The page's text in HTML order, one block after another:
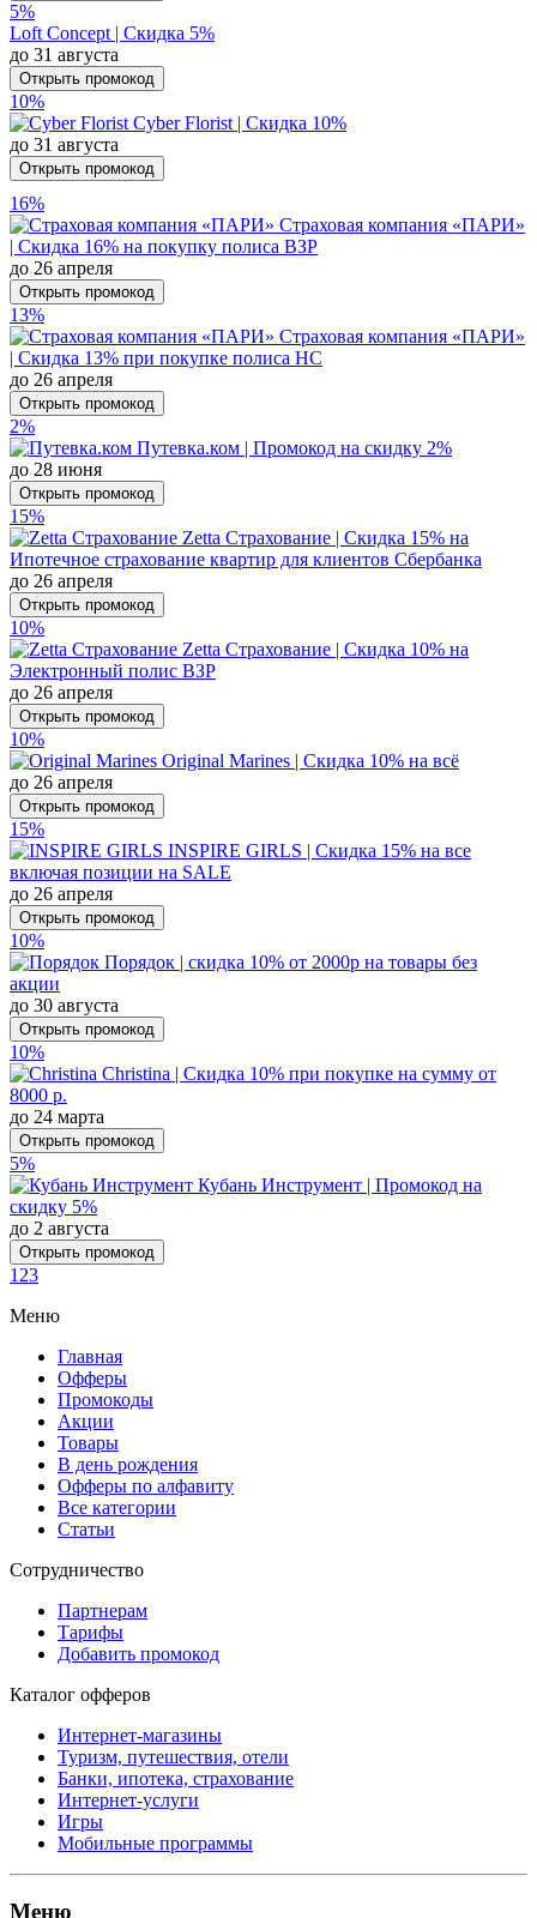
5%
Loft Concept | Скидка 5%
до 31 августа
Открыть промокод
10%
Cyber Florist | Скидка 10%
до 31 августа
Открыть промокод
16%
Страховая компания «ПАРИ»
| Скидка 16% на покупку полиса ВЗР
до 26 апреля
Открыть промокод
13%
Страховая компания «ПАРИ»
| Скидка 13% при покупке полиса НС
до 26 апреля
Открыть промокод
2%
Путевка.ком | Промокод на скидку 2%
до 28 июня
Открыть промокод
15%
Zetta Страхование | Скидка 15% на
Ипотечное страхование квартир для клиентов Сбербанка
до 26 апреля
Открыть промокод
10%
Zetta Страхование | Скидка 10% на
Электронный полис ВЗР
до 26 апреля
Открыть промокод
10%
Original Marines | Скидка 10% на всё
до 26 апреля
Открыть промокод
15%
INSPIRE GIRLS | Скидка 15% на все
включая позиции на SALE
до 26 апреля
Открыть промокод
10%
Порядок | скидка 10% от 2000р на товары без
акции
до 30 августа
Открыть промокод
10%
Christina | Скидка 10% при покупке на сумму от
8000 р.
до 24 марта
Открыть промокод
5%
Кубань Инструмент | Промокод на
скидку 5%
до 2 августа
Открыть промокод
1 23
Меню
Главная
Офферы
Промокоды
Акции
Товары
В день рождения
Офферы по алфавиту
Все категории
Статьи
Сотрудничество
Партнерам
Тарифы
Добавить промокод
Каталог офферов
Интернет-магазины
Туризм, путешествия, отели
Банки, ипотека, страхование
Интернет-услуги
Игры
Мобильные программы
Меню